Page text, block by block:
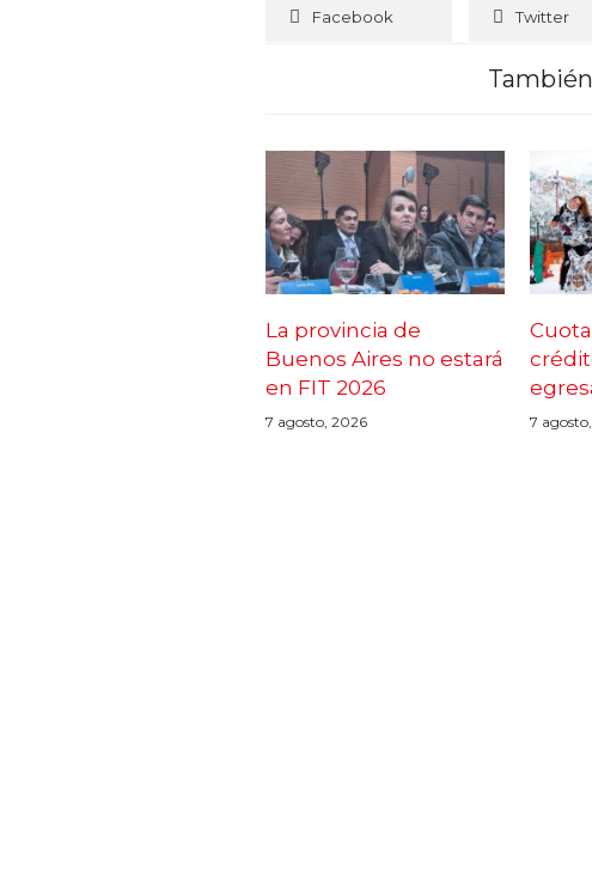
Facebook Twitter
La provincia de
Buenos Aires no estará
en FIT 2026
7 agosto, 2026 7